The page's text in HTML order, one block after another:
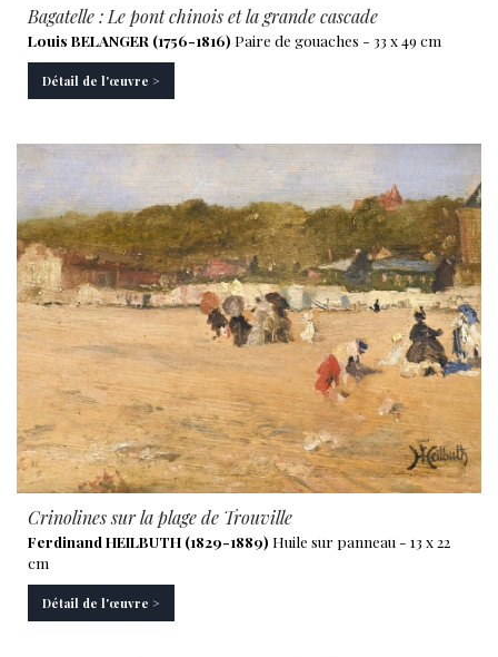
Bagatelle : Le pont chinois et la grande cascade
Louis BELANGER (1756-1816) Paire de gouaches - 33 x 49 cm
Détail de l'œuvre >
Crinolines sur la plage de Trouville
Ferdinand HEILBUTH (1829-1889) Huile sur panneau - 13 x 22
cm
Détail de l'œuvre >